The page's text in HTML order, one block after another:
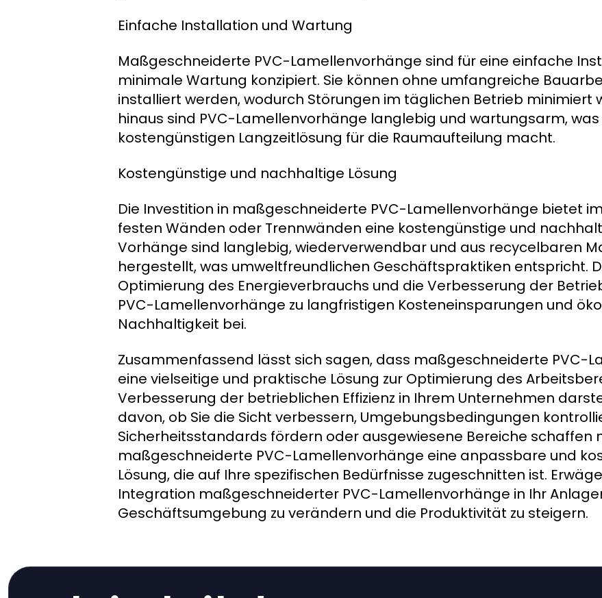
Einfache Installation und Wartung
Maßgeschneiderte PVC-Lamellenvorhänge sind für eine einfache
minimale Wartung konzipiert. Sie können ohne umfangreiche
installiert werden, wodurch Störungen im täglichen Betrieb minimiert
hinaus sind PVC-Lamellenvorhänge langlebig und wartungsarm, was
kostengünstigen Langzeitlösung für die Raumaufteilung macht.
Kostengünstige und nachhaltige Lösung
Die Investition in maßgeschneiderte PVC-Lamellenvorhänge bietet
festen Wänden oder Trennwänden eine kostengünstige und
Vorhänge sind langlebig, wiederverwendbar und aus recycelbaren
hergestellt, was umweltfreundlichen Geschäftspraktiken entspricht.
Optimierung des Energieverbrauchs und die Verbesserung der
PVC-Lamellenvorhänge zu langfristigen Kosteneinsparungen und
Nachhaltigkeit bei.
Zusammenfassend lässt sich sagen, dass maßgeschneiderte PVC-
eine vielseitige und praktische Lösung zur Optimierung des
Verbesserung der betrieblichen Effizienz in Ihrem Unternehmen
davon, ob Sie die Sicht verbessern, Umgebungsbedingungen
Sicherheitsstandards fördern oder ausgewiesene Bereiche schaffen
maßgeschneiderte PVC-Lamellenvorhänge eine anpassbare und
Lösung, die auf Ihre spezifischen Bedürfnisse zugeschnitten ist.
Integration maßgeschneiderter PVC-Lamellenvorhänge in Ihr
Geschäftsumgebung zu verändern und die Produktivität zu steigern.